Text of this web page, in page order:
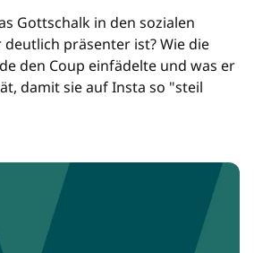
Gottschalk in den sozialen
präsenter ist? Wie die
den Coup einfädelte und was er
damit sie auf Insta so "steil